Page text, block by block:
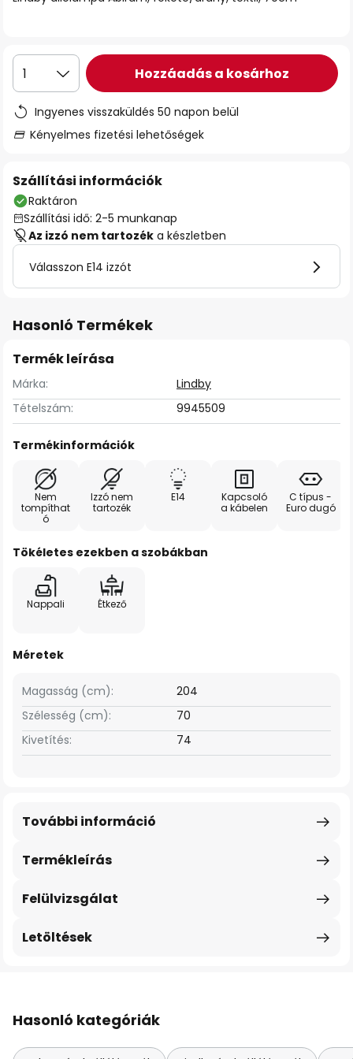
1 Hozzáadás a kosárhoz
Ingyenes visszaküldés 50 napon belül
Kényelmes fizetési lehetőségek
Szállítási információk
Raktáron
Szállítási idő: 2-5 munkanap
Az izzó nem tartozék a készletben
Válasszon E14 izzót
Hasonló Termékek
Termék leírása
Márka:
Lindby
Tételszám:
9945509
Termékinformációk
Nem
tompíthat
ó
Izzó nem
tartozék
E14
Kapcsoló
a kábelen
C típus -
Euro dugó
Tökéletes ezekben a szobákban
Nappali Étkező
Méretek
Szélesség (cm): 70
Magasság (cm): 204
Kivetítés: 74
Termékleírás
További információ
Felülvizsgálat
Letöltések
Hasonló kategóriák